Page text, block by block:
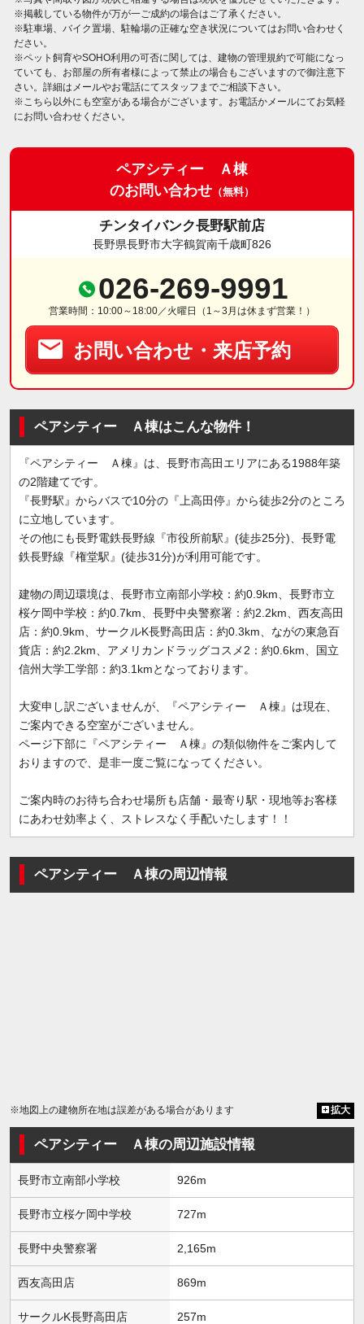
※掲載している物件が万が一ご成約の場合はご了承ください。
※駐車場、バイク置場、駐輪場の正確な空き状況についてはお問い合わせく
ださい。
※ペット飼育やSOHO利用の可否に関しては、建物の管理規約で可能になっ
ていても、お部屋の所有者様によって禁止の場合もございますので御注意下
さい。詳細はメールやお電話にてスタッフまでご相談下さい。
※こちら以外にも空室がある場合がございます。お電話かメールにてお気軽
にお問い合わせください。
ペアシティー Ａ棟
のお問い合わせ （無料）
チンタイバンク長野駅前店
長野県長野市大字鶴賀南千歳町826
026-269-9991
営業時間：10:00～18:00／火曜日（1～3月は休まず営業！）
お問い合わせ・来店予約
ペアシティー Ａ棟はこんな物件！
『ペアシティー Ａ棟』は、長野市高田エリアにある1988年築
の2階建てです。
『長野駅』からバスで10分の『上高田停』から徒歩2分のところ
に立地しています。
その他にも長野電鉄長野線『市役所前駅』(徒歩25分)、長野電
鉄長野線『権堂駅』(徒歩31分)が利用可能です。
建物の周辺環境は、長野市立南部小学校：約0.9km、長野市立
桜ケ岡中学校：約0.7km、長野中央警察署：約2.2km、西友高田
店：約0.9km、サークルK長野高田店：約0.3km、ながの東急百
貨店：約2.2km、アメリカンドラッグコスメ2：約0.6km、国立
信州大学工学部：約3.1kmとなっております。
大変申し訳ございませんが、『ペアシティー Ａ棟』は現在、
ご案内できる空室がございません。
ページ下部に『ペアシティー Ａ棟』の類似物件をご案内して
おりますので、是非一度ご覧になってください。
ご案内時のお待ち合わせ場所も店舗・最寄り駅・現地等お客様
にあわせ効率よく、ストレスなく手配いたします！！
ペアシティー Ａ棟の周辺情報
※地図上の建物所在地は誤差がある場合があります 拡大
ペアシティー Ａ棟の周辺施設情報
長野市立南部小学校 926m
長野市立桜ケ岡中学校 727m
長野中央警察署 2,165m
西友高田店 869m
サークルK長野高田店 257m